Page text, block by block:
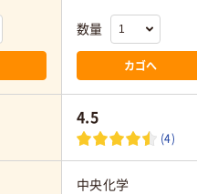
数量
カゴへ
4.5
(4)
中央化学